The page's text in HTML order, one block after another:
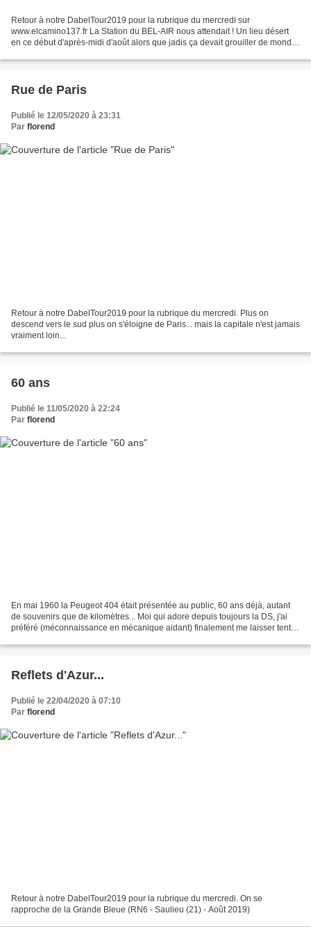
Retour à notre DabelTour2019 pour la rubrique du mercredi sur
www.elcamino137.fr La Station du BEL-AIR nous attendait ! Un lieu désert
en ce début d'après-midi d'août alors que jadis ça devait grouiller de monde
Rue de Paris
Publié le 12/05/2020 à 23:31
Par florend
Retour à notre DabelTour2019 pour la rubrique du mercredi. Plus on
descend vers le sud plus on s'éloigne de Paris... mais la capitale n'est jamais
vraiment loin...
60 ans
Publié le 11/05/2020 à 22:24
Par florend
En mai 1960 la Peugeot 404 était présentée au public, 60 ans déjà, autant
de souvenirs que de kilomètres... Moi qui adore depuis toujours la DS, j'ai
préféré (méconnaissance en mécanique aidant) finalement me laisser tenter
Reflets d'Azur...
Publié le 22/04/2020 à 07:10
Par florend
Retour à notre DabelTour2019 pour la rubrique du mercredi. On se
rapproche de la Grande Bleue (RN6 - Saulieu (21) - Août 2019)